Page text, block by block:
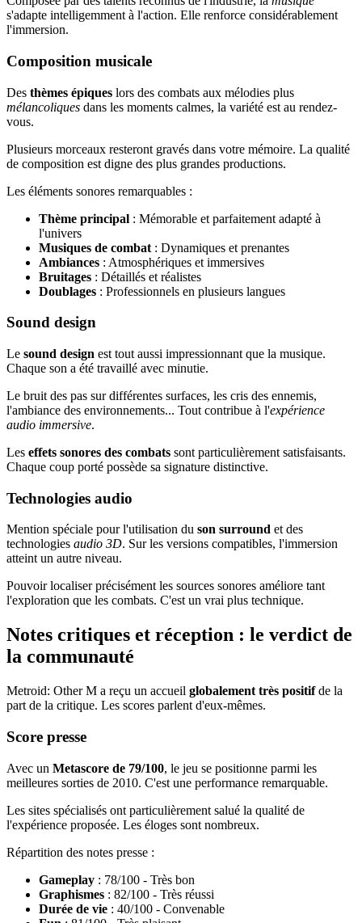
s'adapte intelligemment à l'action. Elle renforce considérablement
l'immersion.
Composition musicale
Des thèmes épiques lors des combats aux mélodies plus
mélancoliques dans les moments calmes, la variété est au rendez-
vous.
Plusieurs morceaux resteront gravés dans votre mémoire. La qualité
de composition est digne des plus grandes productions.
Les éléments sonores remarquables :
Thème principal : Mémorable et parfaitement adapté à
l'univers
Musiques de combat : Dynamiques et prenantes
Ambiances : Atmosphériques et immersives
Bruitages : Détaillés et réalistes
Doublages : Professionnels en plusieurs langues
Sound design
Le sound design est tout aussi impressionnant que la musique.
Chaque son a été travaillé avec minutie.
Le bruit des pas sur différentes surfaces, les cris des ennemis,
l'ambiance des environnements... Tout contribue à l'expérience
audio immersive.
Les effets sonores des combats sont particulièrement satisfaisants.
Chaque coup porté possède sa signature distinctive.
Technologies audio
Mention spéciale pour l'utilisation du son surround et des
technologies audio 3D. Sur les versions compatibles, l'immersion
atteint un autre niveau.
Pouvoir localiser précisément les sources sonores améliore tant
l'exploration que les combats. C'est un vrai plus technique.
Notes critiques et réception : le verdict de
la communauté
Metroid: Other M a reçu un accueil globalement très positifde la
part de la critique. Les scores parlent d'eux-mêmes.
Score presse
Avec un Metascore de 79/100, le jeu se positionne parmi les
meilleures sorties de 2010. C'est une performance remarquable.
Les sites spécialisés ont particulièrement salué la qualité de
l'expérience proposée. Les éloges sont nombreux.
Répartition des notes presse :
Gameplay : 78/100 - Très bon
Graphismes : 82/100 - Très réussi
Durée de vie : 40/100 - Convenable